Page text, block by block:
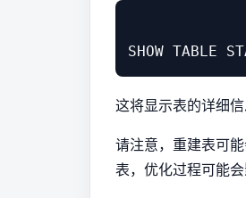
这将显示表的详细
请注意，重建表可
表，优化过程可能